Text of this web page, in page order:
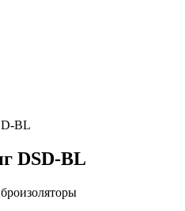
BL
DSD-BL